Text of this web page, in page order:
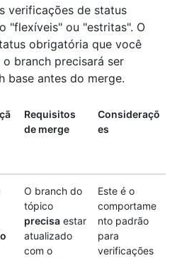
verificações de status
"flexíveis" ou "estritas". O
obrigatória que você
branch precisará ser
base antes do merge.
Requisitos
de merge
Consideraçõ
es
O branch do
tópico
precisa estar
atualizado
com o
Este é o
comportame
nto padrão
para
verificações